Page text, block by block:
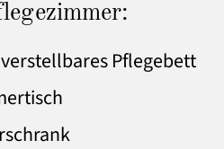
Pflegebett